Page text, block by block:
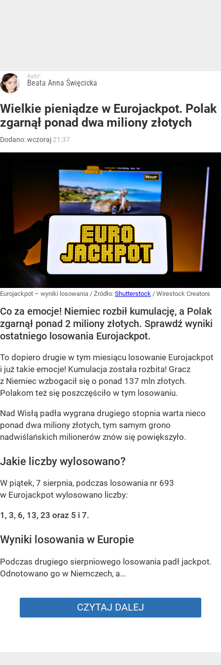
Autor:
Beata Anna Święcicka
Wielkie pieniądze w Eurojackpot. Polak
zgarnął ponad dwa miliony złotych
Dodano:wczoraj 21:37
Eurojackpot – wyniki losowania / Źródło: Shutterstock / Wirestock Creators
Co za emocje! Niemiec rozbił kumulację, a Polak
zgarnął ponad 2 miliony złotych. Sprawdź wyniki
ostatniego losowania Eurojackpot.
To dopiero drugie w tym miesiącu losowanie Eurojackpot
i już takie emocje! Kumulacja została rozbita! Gracz
z Niemiec wzbogacił się o ponad 137 mln złotych.
Polakom też się poszczęściło w tym losowaniu.
Nad Wisłą padła wygrana drugiego stopnia warta nieco
ponad dwa miliony złotych, tym samym grono
nadwiślańskich milionerów znów się powiększyło.
Jakie liczby wylosowano?
W piątek, 7 sierpnia, podczas losowania nr 693
w Eurojackpot wylosowano liczby:
1, 3, 6, 13, 23 oraz 5 i 7.
Wyniki losowania w Europie
Podczas drugiego sierpniowego losowania padł jackpot.
Odnotowano go w Niemczech, a...
CZYTAJ DALEJ